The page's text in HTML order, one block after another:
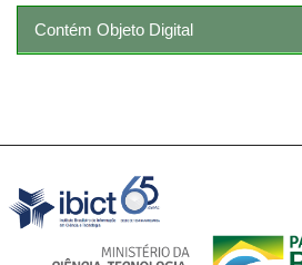
Contém Objeto Digital